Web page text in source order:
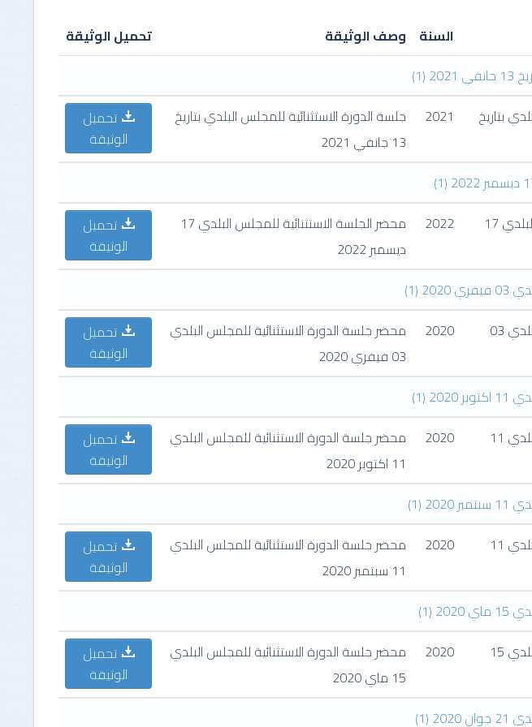
طلب التظلم لدى رئيس الهيكل
السنة وصف الوثيقة
تحميل الوثيقة
(1)
بتاريخ
2021
جلسة الدورة الاستثنائية للمجلس البلدي بتاريخ
13 جانفي 2021
تحميل
الوثيقة
(1)
محضر الجلسة الاستثنائية للمجلس البلدي 17
2022
محضر الجلسة الاستثنائية للمجلس البلدي 17
ديسمبر 2022
تحميل
الوثيقة
(1)
جلسة الدورة الاستثنائية للمجلس البلدي 03
2020
محضر جلسة الدورة الاستثنائية للمجلس البلدي
03 فيفري 2020
تحميل
الوثيقة
(1)
جلسة الدورة الاستثنائية للمجلس البلدي 11
2020
محضر جلسة الدورة الاستثنائية للمجلس البلدي
11 اكتوبر 2020
تحميل
الوثيقة
(1)
جلسة الدورة الاستثنائية للمجلس البلدي 11
2020
محضر جلسة الدورة الاستثنائية للمجلس البلدي
11 سبتمبر 2020
تحميل
الوثيقة
(1)
جلسة الدورة الاستثنائية للمجلس البلدي 15
2020
محضر جلسة الدورة الاستثنائية للمجلس البلدي
15 ماي 2020
تحميل
الوثيقة
(1)